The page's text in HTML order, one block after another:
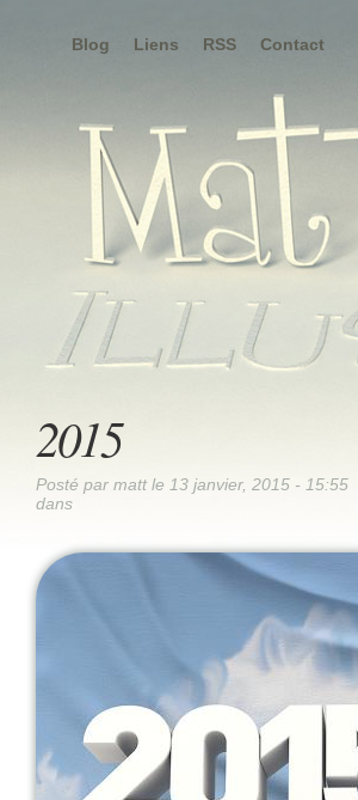
Blog Liens RSS Contact
2015
Posté par matt le 13 janvier, 2015 - 15:55
dans